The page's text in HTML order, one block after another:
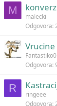
M
malecki
Odgovora
Vrucine
Odgovora
R
ringeee
Odgovora